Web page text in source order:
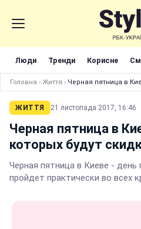
Люди Тренди Корисне
Головна › Життя › Черная пятница в
ЖИТТЯ 21 листопада 2017, 16:46
Черная пятница в
которых будут
Черная пятница в Киеве -
пройдет практически во всех